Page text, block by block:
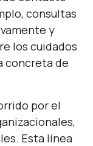
consultas
y
los cuidados
concreta de
por el
Esta línea